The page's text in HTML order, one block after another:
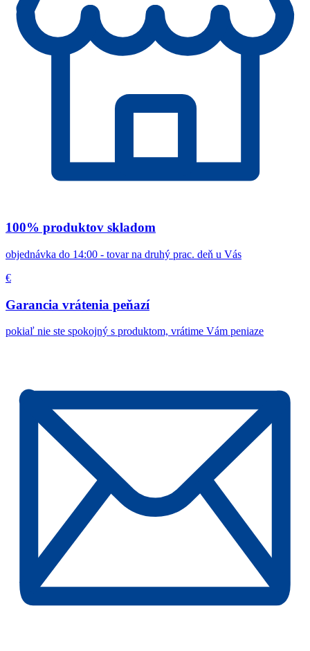
100% produktov skladom
objednávka do 14:00 - tovar na druhý prac. deň u Vás
€
Garancia vrátenia peňazí
pokiaľ nie ste spokojný s produktom, vrátime Vám peniaze